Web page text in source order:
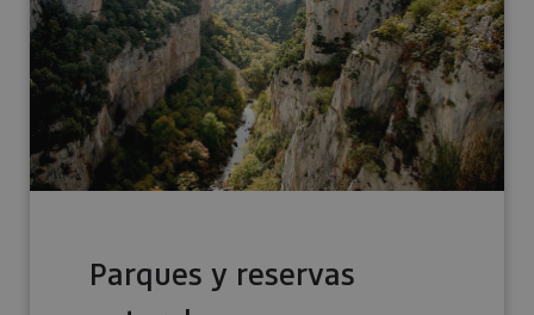
Parques y reservas